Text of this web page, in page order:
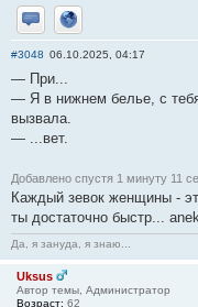
Отправить личное
Сайт
#3048 06.10.2025, 04:17
— При...
— Я в нижнем белье, с
вызвала.
— ...вет.
Добавлено спустя 1 минуту 11
Каждый зевок женщины -
ты достаточно быстр...
Да, я зануда, я знаю...
Uksus
Автор темы, Администратор
Возраст: 62